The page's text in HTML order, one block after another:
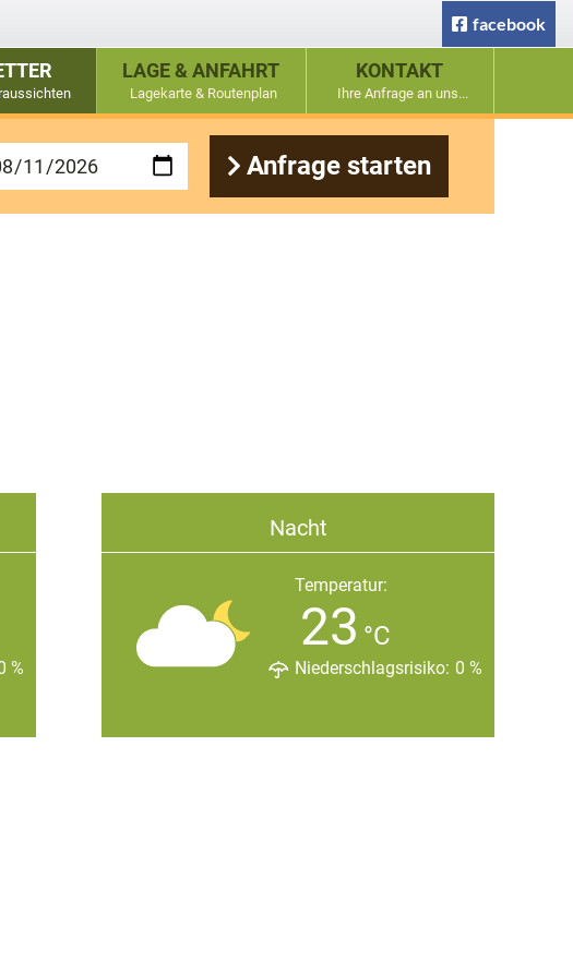
facebook
LAGE & ANFAHRT
Lagekarte & Routenplan
KONTAKT
Ihre Anfrage an uns...
Anfrage starten
%
Nacht
Temperatur:
23 °C
Niederschlagsrisiko: 0 %